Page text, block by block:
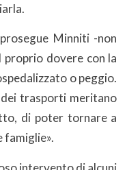
Minniti -non
proprio dovere con la
o peggio.
trasporti meritano
di poter tornare a
famiglie».